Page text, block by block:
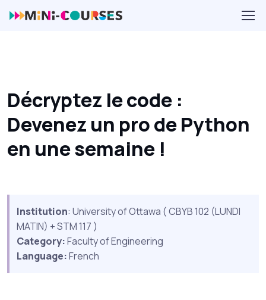
Décryptez le code :
Devenez un pro de Python
en une semaine !
Institution: University of Ottawa ( CBYB 102 (LUNDI
MATIN) + STM 117 )
Category:Faculty of Engineering
Language:French